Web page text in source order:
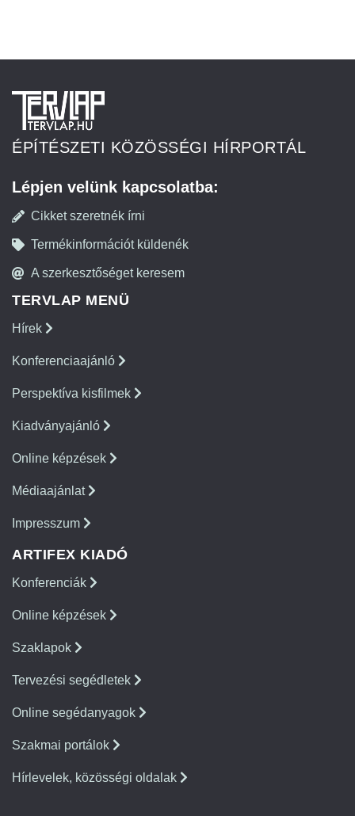
ÉPÍTÉSZETI KÖZÖSSÉGI HÍRPORTÁL
Lépjen velünk kapcsolatba:
Cikket szeretnék írni
Termékinformációt küldenék
A szerkesztőséget keresem
TERVLAP MENÜ
Hírek
Konferenciaajánló
Perspektíva kisfilmek
Kiadványajánló
Online képzések
Médiaajánlat
Impresszum
ARTIFEX KIADÓ
Konferenciák
Online képzések
Szaklapok
Tervezési segédletek
Online segédanyagok
Szakmai portálok
Hírlevelek, közösségi oldalak